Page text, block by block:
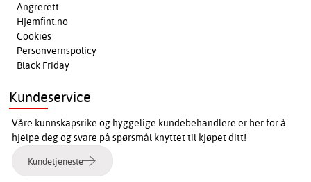
Angrerett
Hjemfint.no
Cookies
Personvernspolicy
Black Friday
Kundeservice
Våre kunnskapsrike og hyggelige kundebehandlere er her for å
hjelpe deg og svare på spørsmål knyttet til kjøpet ditt!
Kundetjeneste